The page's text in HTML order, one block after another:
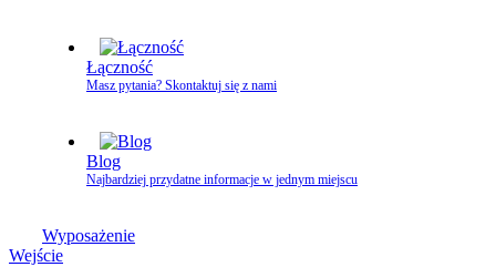
Łączność
Masz pytania? Skontaktuj się z nami
Blog
Najbardziej przydatne informacje w jednym miejscu
Wyposażenie
Wejście